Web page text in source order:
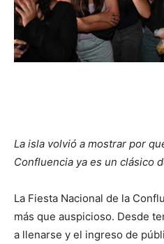
La isla volvió a mostrar por
Confluencia ya es un clásico
La Fiesta Nacional de la
más que auspicioso. Desde
a llenarse y el ingreso de